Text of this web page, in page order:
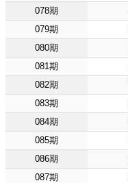
078期
079期
080期
081期
082期
083期
084期
085期
086期
087期